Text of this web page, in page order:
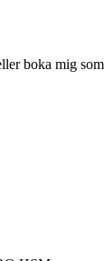
boka mig